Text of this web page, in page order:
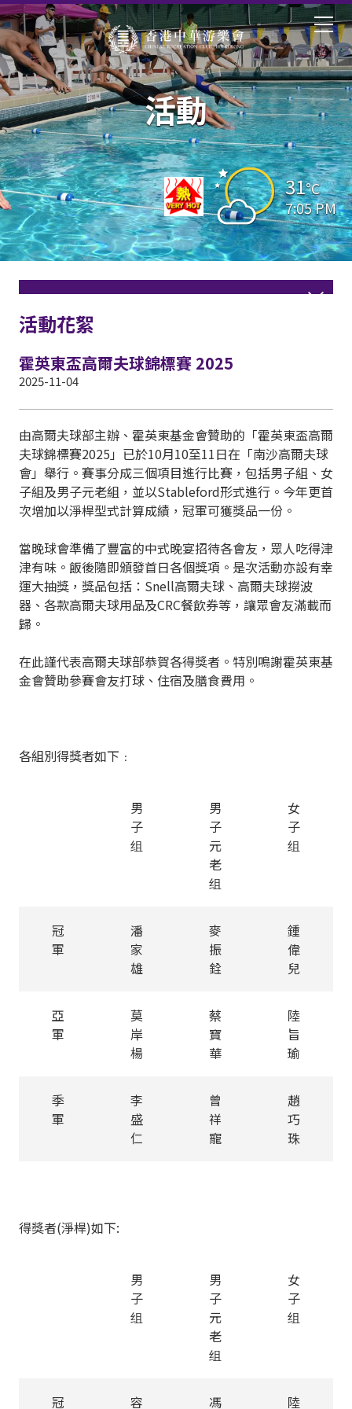
31°C
7:05 PM
活動
活動花絮
霍英東盃高爾夫球錦標賽 2025
2025-11-04
由高爾夫球部主辦、霍英東基金會贊助的「霍英東盃高爾
夫球錦標賽2025」已於10月10至11日在「南沙高爾夫球
會」舉行。賽事分成三個項目進行比賽，包括男子組、女
子組及男子元老組，並以Stableford形式進行。今年更首
次增加以淨桿型式計算成績，冠軍可獲獎品一份。
當晚球會準備了豐富的中式晚宴招待各會友，眾人吃得津
津有味。飯後隨即頒發首日各個獎項。是次活動亦設有幸
運大抽獎，獎品包括：Snell高爾夫球、高爾夫球撈波
器、各款高爾夫球用品及CRC餐飲券等，讓眾會友滿載而
歸。
在此謹代表高爾夫球部恭賀各得獎者。特別鳴謝霍英東基
金會贊助參賽會友打球、住宿及膳食費用。
各組別得獎者如下﹕
男
子
组
男
子
元
老
组
女
子
组
冠
軍
潘
家
雄
麥
振
銓
鍾
偉
兒
亞
軍
莫
岸
楊
蔡
寶
華
陸
旨
瑜
季
軍
李
盛
仁
曾
祥
寵
趙
巧
珠
得獎者(淨桿)如下:
男
子
组
男
子
元
老
组
女
子
组
冠
容
馮
陸